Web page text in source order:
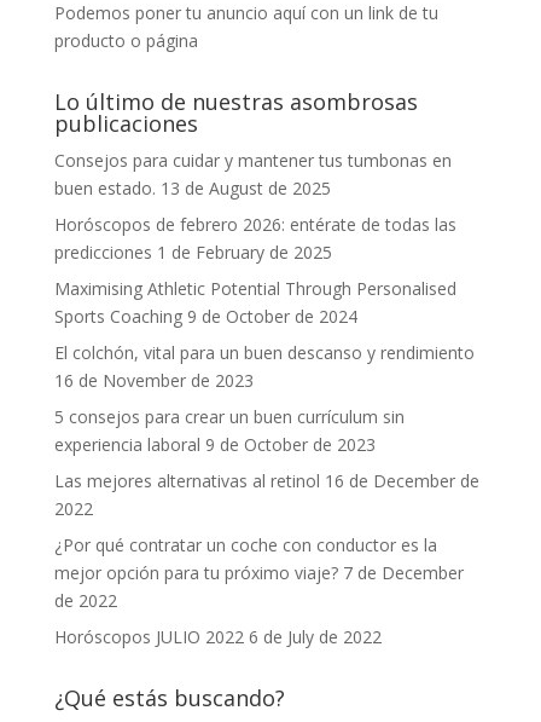
Podemos poner tu anuncio aquí con un link de tu
producto o página
Lo último de nuestras asombrosas
publicaciones
Consejos para cuidar y mantener tus tumbonas en
buen estado. 13 de August de 2025
Horóscopos de febrero 2026: entérate de todas las
predicciones 1 de February de 2025
Maximising Athletic Potential Through Personalised
Sports Coaching 9 de October de 2024
El colchón, vital para un buen descanso y rendimiento
16 de November de 2023
5 consejos para crear un buen currículum sin
experiencia laboral 9 de October de 2023
Las mejores alternativas al retinol 16 de December de
2022
¿Por qué contratar un coche con conductor es la
mejor opción para tu próximo viaje? 7 de December
de 2022
Horóscopos JULIO 2022 6 de July de 2022
¿Qué estás buscando?